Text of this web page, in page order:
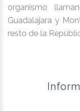
organismo
Guadalajara y
resto de la